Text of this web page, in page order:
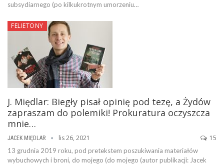
subsydiarnego (po kilkukrotnym umorzeniu…
FELIETONY
J. Międlar: Biegły pisał opinię pod tezę, a Żydów
zapraszam do polemiki! Prokuratura oczyszcza
mnie…
JACEK MIĘDLAR lis 26, 2021 15
13 grudnia 2019 roku, pod pretekstem poszukiwania materiałów
wybuchowych i broni, do mojego (do mojego (autor publikacji: Jacek